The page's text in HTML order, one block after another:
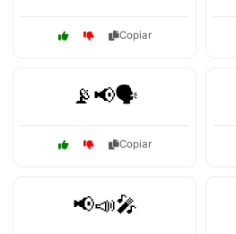
Copiar
📡📢🗣️
Copiar
📢📣🎤